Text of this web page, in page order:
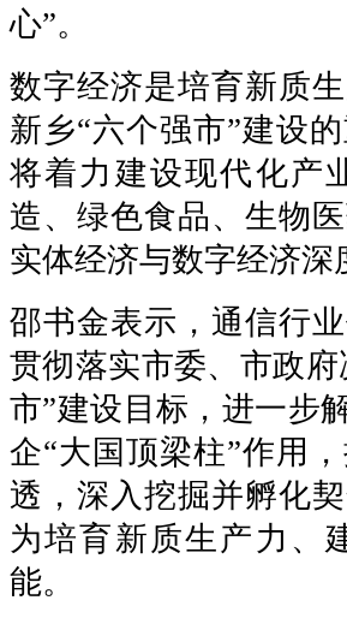
心”。
数字经济是培育新质
新乡“六个强市”建设
将着力建设现代化产
造、绿色食品、生物
实体经济与数字经济深
邵书金表示，通信行
贯彻落实市委、市政
市”建设目标，进一步
企“大国顶梁柱”作用
透，深入挖掘并孵化
为培育新质生产力、
能。